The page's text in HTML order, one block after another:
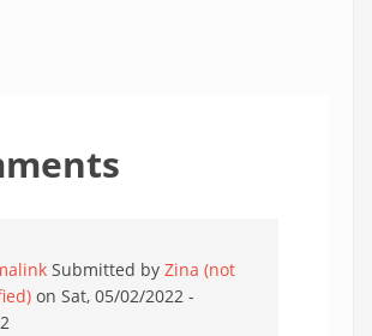
Submitted by Zina (not
on Sat, 05/02/2022 -